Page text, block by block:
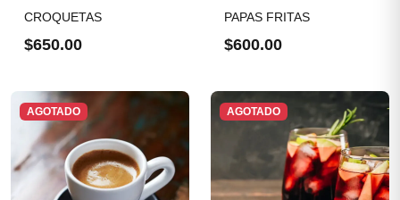
CROQUETAS
$650.00
PAPAS FRITAS
$600.00
AGOTADO AGOTADO